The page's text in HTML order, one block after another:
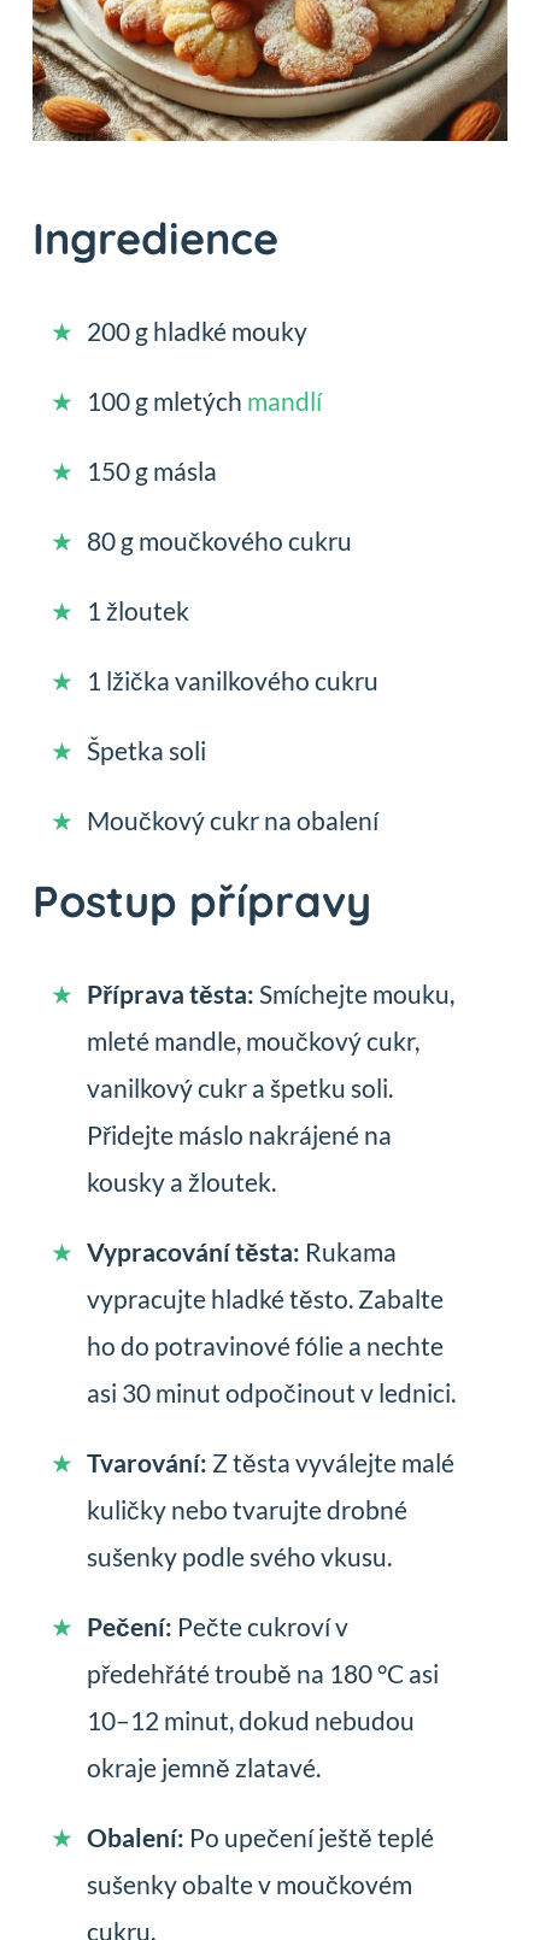
Ingredience
200 g hladké mouky
100 g mletých mandlí
150 g másla
80 g moučkového cukru
1 žloutek
1 lžička vanilkového cukru
Špetka soli
Moučkový cukr na obalení
Postup přípravy
Příprava těsta:Smíchejte mouku,
mleté mandle, moučkový cukr,
vanilkový cukr a špetku soli.
Přidejte máslo nakrájené na
kousky a žloutek.
Vypracování těsta: Rukama
vypracujte hladké těsto. Zabalte
ho do potravinové fólie a nechte
asi 30 minut odpočinout v lednici.
Tvarování: Z těsta vyválejte malé
kuličky nebo tvarujte drobné
sušenky podle svého vkusu.
Pečení: Pečte cukroví v
předehřáté troubě na 180 °C asi
10–12 minut, dokud nebudou
okraje jemně zlatavé.
Obalení: Po upečení ještě teplé
sušenky obalte v moučkovém
cukru.